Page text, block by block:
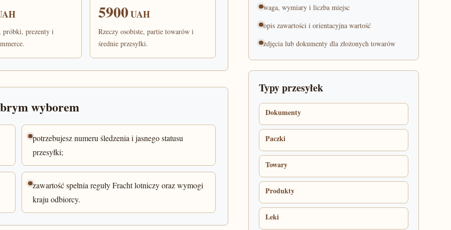
próbki, prezenty i
5900UAH
Rzeczy osobiste, partie towarów i
średnie przesyłki.
wyborem
potrzebujesz numeru śledzenia i jasnego statusu
przesyłki;
zawartość spełnia reguły Fracht lotniczy oraz wymogi
kraju odbiorcy.
waga, wymiary i liczba miejsc
opis zawartości i orientacyjna wartość
zdjęcia lub dokumenty dla złożonych towarów
Typy przesyłek
Dokumenty
Paczki
Towary
Produkty
Leki